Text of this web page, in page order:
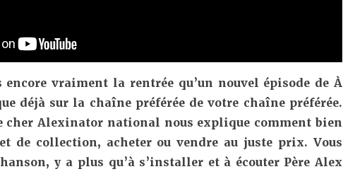
encore vraiment la rentrée qu’un nouvel épisode de À
déjà sur la chaîne préférée de votre chaîne préférée.
cher Alexinator national nous explique comment bien
de collection, acheter ou vendre au juste prix. Vous
y a plus qu’à s’installer et à écouter Père Alex